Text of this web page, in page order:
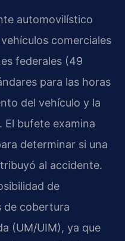
automovilístico
comerciales
federales (49
para las horas
del vehículo y la
bufete examina
determinar si una
al accidente.
de
de cobertura
(UM/UIM), ya que